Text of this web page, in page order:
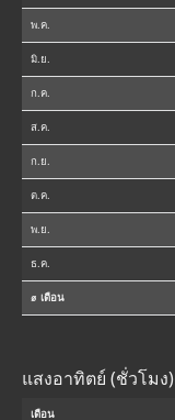
พ.ค.
มิ.ย.
ก.ค.
ส.ค.
ก.ย.
ต.ค.
พ.ย.
ธ.ค.
⌀ เดือน
แสงอาทิตย์ (ชั่วโมง)
เดือน